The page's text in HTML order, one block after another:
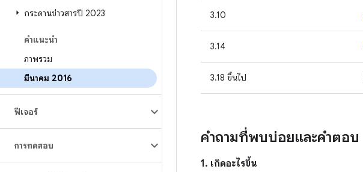
กระดานข่าวสารปี 2023
คำแนะนำ
ภาพรวม
มีนาคม 2016
ฟีเจอร์
การทดสอบ
3.10
3.14
3.18 ขึ้นไป
คำถามที่พบบ่อยและคำตอบ
1. เกิดอะไรขึ้น